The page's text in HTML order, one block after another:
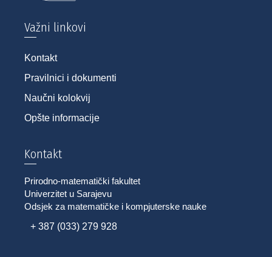
Važni linkovi
Kontakt
Pravilnici i dokumenti
Naučni kolokvij
Opšte informacije
Kontakt
Prirodno-matematički fakultet
Univerzitet u Sarajevu
Odsjek za matematičke i kompjuterske nauke
+ 387 (033) 279 928